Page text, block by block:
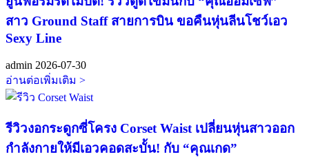
สาว Ground Staff สายการบิน ขอคืนหุ่นลีนโชว์เอว
Sexy Line
admin 2026-07-30
อ่านต่อเพิ่มเติม >
รีวิวงอกระดูกซี่โครง Corset Waist เปลี่ยนหุ่นสาวออก
กำลังกายให้มีเอวคอดสะบั้น! กับ “คุณเกด”